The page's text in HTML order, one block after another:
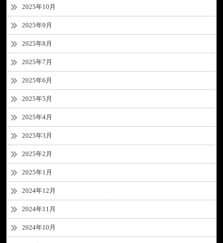
2025年10月
2025年9月
2025年8月
2025年7月
2025年6月
2025年5月
2025年4月
2025年3月
2025年2月
2025年1月
2024年12月
2024年11月
2024年10月